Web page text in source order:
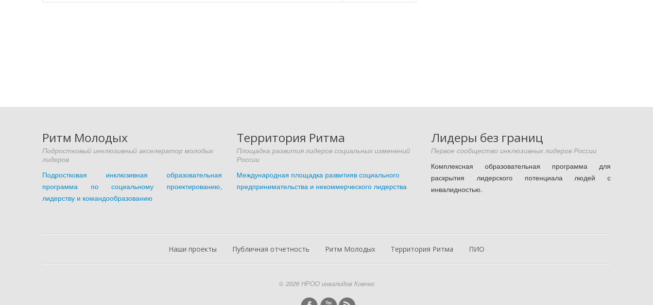
Ритм Молодых
Подростковый инклюзивный акселератор молодых
лидеров
Подростковая инклюзивная образовательная
программа по социальному проектированию,
лидерству и командообразованию
Территория Ритма
Площадка развития лидеров социальных изменений
России
Международная площадка развитияв социального
предпринимательства и некоммерческого лидерства
Лидеры без границ
Первое сообщество инклюзивных лидеров России
Комплексная образовательная программа для
раскрытия лидерского потенциала людей с
инвалидностью.
Наши проекты Публичная отчетность Ритм Молодых Территория Ритма ПИО
© 2026 НРОО инвалидов Ковчег